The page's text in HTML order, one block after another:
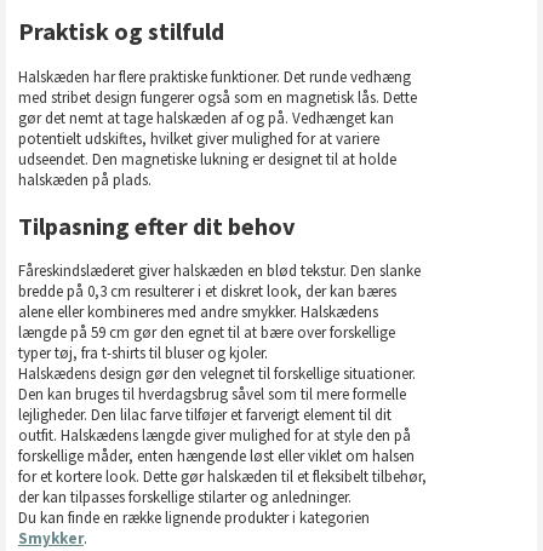
Praktisk og stilfuld
Halskæden har flere praktiske funktioner. Det runde vedhæng
med stribet design fungerer også som en magnetisk lås. Dette
gør det nemt at tage halskæden af og på. Vedhænget kan
potentielt udskiftes, hvilket giver mulighed for at variere
udseendet. Den magnetiske lukning er designet til at holde
halskæden på plads.
Tilpasning efter dit behov
Fåreskindslæderet giver halskæden en blød tekstur. Den slanke
bredde på 0,3 cm resulterer i et diskret look, der kan bæres
alene eller kombineres med andre smykker. Halskædens
længde på 59 cm gør den egnet til at bære over forskellige
typer tøj, fra t-shirts til bluser og kjoler.
Halskædens design gør den velegnet til forskellige situationer.
Den kan bruges til hverdagsbrug såvel som til mere formelle
lejligheder. Den lilac farve tilføjer et farverigt element til dit
outfit. Halskædens længde giver mulighed for at style den på
forskellige måder, enten hængende løst eller viklet om halsen
for et kortere look. Dette gør halskæden til et fleksibelt tilbehør,
der kan tilpasses forskellige stilarter og anledninger.
Du kan finde en række lignende produkter i kategorien
Smykker.